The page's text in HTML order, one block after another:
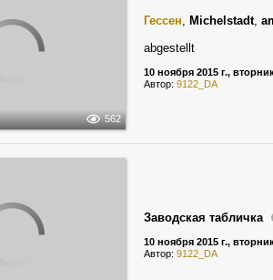
562
Гессен, Michelstadt,
abgestellt
10 ноября 2015 г.,
Автор: 9122_DA
Заводская табличка
10 ноября 2015 г.,
Автор: 9122_DA